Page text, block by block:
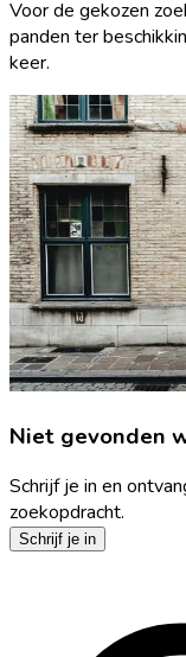
Voor de gekozen
panden ter
keer.
Niet gevonden
Schrijf je in en
zoekopdracht.
Schrijf je in